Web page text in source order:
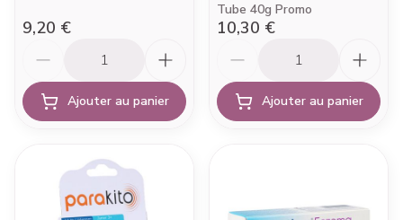
9,20 €
Ajouter au panier
Tube 40g Promo
10,30 €
Ajouter au panier